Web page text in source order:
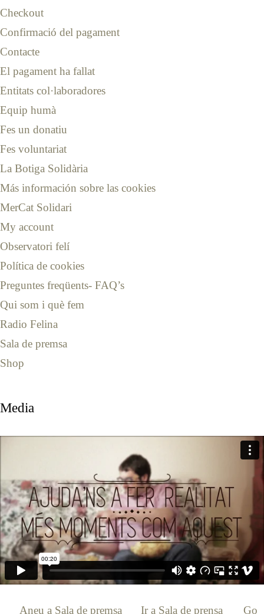
Checkout
Confirmació del pagament
Contacte
El pagament ha fallat
Entitats col·laboradores
Equip humà
Fes un donatiu
Fes voluntariat
La Botiga Solidària
Más información sobre las cookies
MerCat Solidari
My account
Observatori felí
Política de cookies
Preguntes freqüents- FAQ’s
Qui som i què fem
Radio Felina
Sala de premsa
Shop
Media
Aneu a Sala de premsa Ir a Sala de prensa Go